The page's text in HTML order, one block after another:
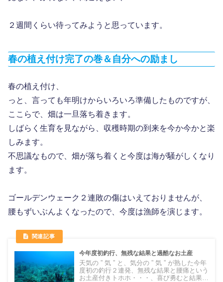
２週間くらい待ってみようと思っています。
春の植え付け完了の巻＆自分への励まし
春の植え付け、
っと、言っても年明けからいろいろ準備したものですが、
ここらで、畑は一旦落ち着きます。
しばらく生育を見ながら、収穫時期の到来を今か今かと楽
しみます。
不思議なもので、畑が落ち着くと今度は海が騒がしくなり
ます。
ゴールデンウェーク２連敗の傷はいえておりませんが、
腰もずいぶんよくなったので、今度は漁師を演じます。
今年度初釣行、無残な結果と過酷なお土産
天気の ” 気 ” と、気分の ” 気 ” が熟した今年
度初の釣行２連発、無残な結果と腰痛という
お土産付きトホホ・・・、喜び勇むと結果が